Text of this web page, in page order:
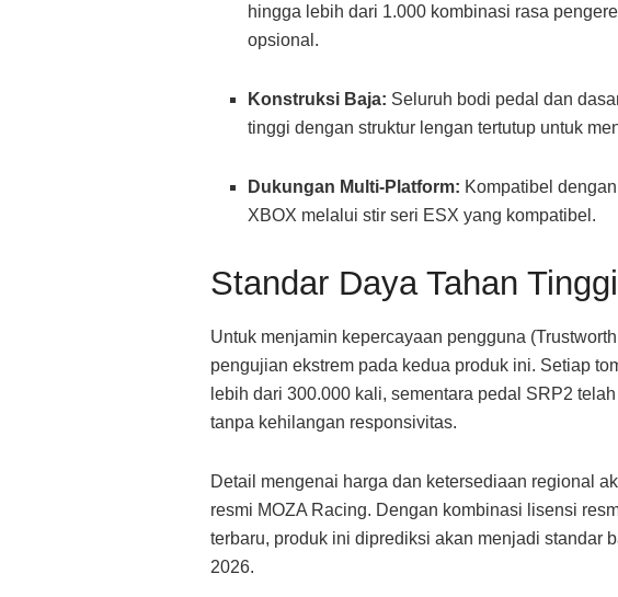
hingga lebih dari 1.000 kombinasi rasa
opsional .
Konstruksi Baja: Seluruh bodi pedal dan
tinggi dengan struktur lengan tertutup untuk
Dukungan Multi-Platform: Kompatibel
XBOX melalui stir seri ESX yang kompatibel .
Standar Daya Tahan
Untuk menjamin kepercayaan pengguna
pengujian ekstrem pada kedua produk ini. Setiap
lebih dari 300.000 kali, sementara pedal SRP2
tanpa kehilangan responsivitas.
Detail mengenai harga dan ketersediaan regional
resmi MOZA Racing. Dengan kombinasi lisensi
terbaru, produk ini diprediksi akan menjadi standar
2026.